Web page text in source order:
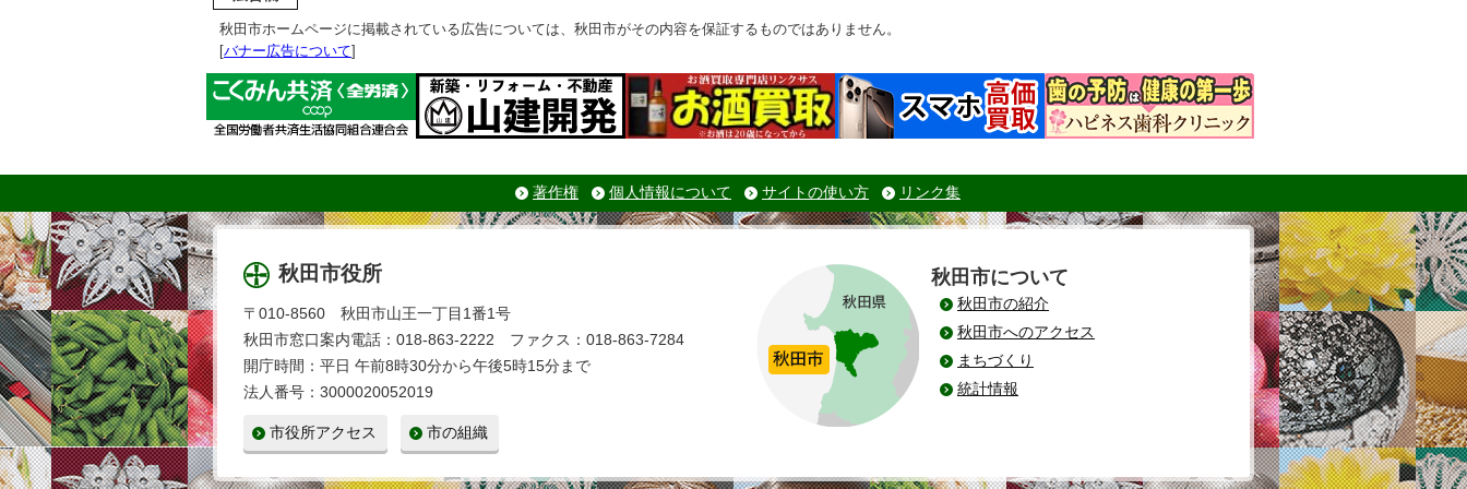
秋田市ホームページに掲載されている広告については、秋田市がその内容を保証するものではありません。
[バナー広告について]
著作権 個人情報について サイトの使い方 リンク集
秋田市役所
〒010-8560 秋田市山王一丁目1番1号
秋田市窓口案内電話：018-863-2222 ファクス：018-863-7284
開庁時間：平日 午前8時30分から午後5時15分まで
法人番号：3000020052019
市役所アクセス 市の組織
秋田市について
秋田市の紹介
秋田市へのアクセス
まちづくり
統計情報